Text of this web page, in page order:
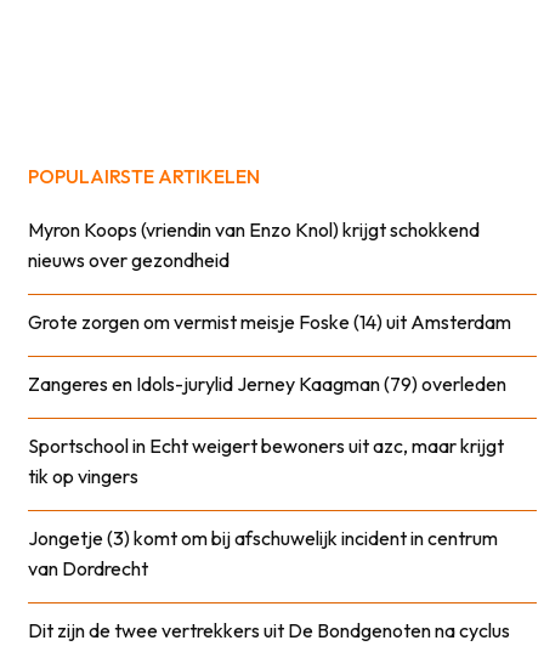
POPULAIRSTE ARTIKELEN
Myron Koops (vriendin van Enzo Knol) krijgt schokkend
nieuws over gezondheid
Grote zorgen om vermist meisje Foske (14) uit Amsterdam
Zangeres en Idols-jurylid Jerney Kaagman (79) overleden
Sportschool in Echt weigert bewoners uit azc, maar krijgt
tik op vingers
Jongetje (3) komt om bij afschuwelijk incident in centrum
van Dordrecht
Dit zijn de twee vertrekkers uit De Bondgenoten na cyclus